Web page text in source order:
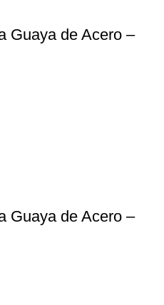
Guaya de Acero –
Guaya de Acero –